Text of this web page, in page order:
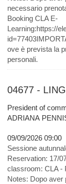
necessario
Booking CLA E-
Learning:https://
ove è prevista la
personali.
04677 -
President of
ADRIANA
09/09/2026 09:00
Sessione
Reservation: 17/
classroom: CLA -
Notes: Dopo aver